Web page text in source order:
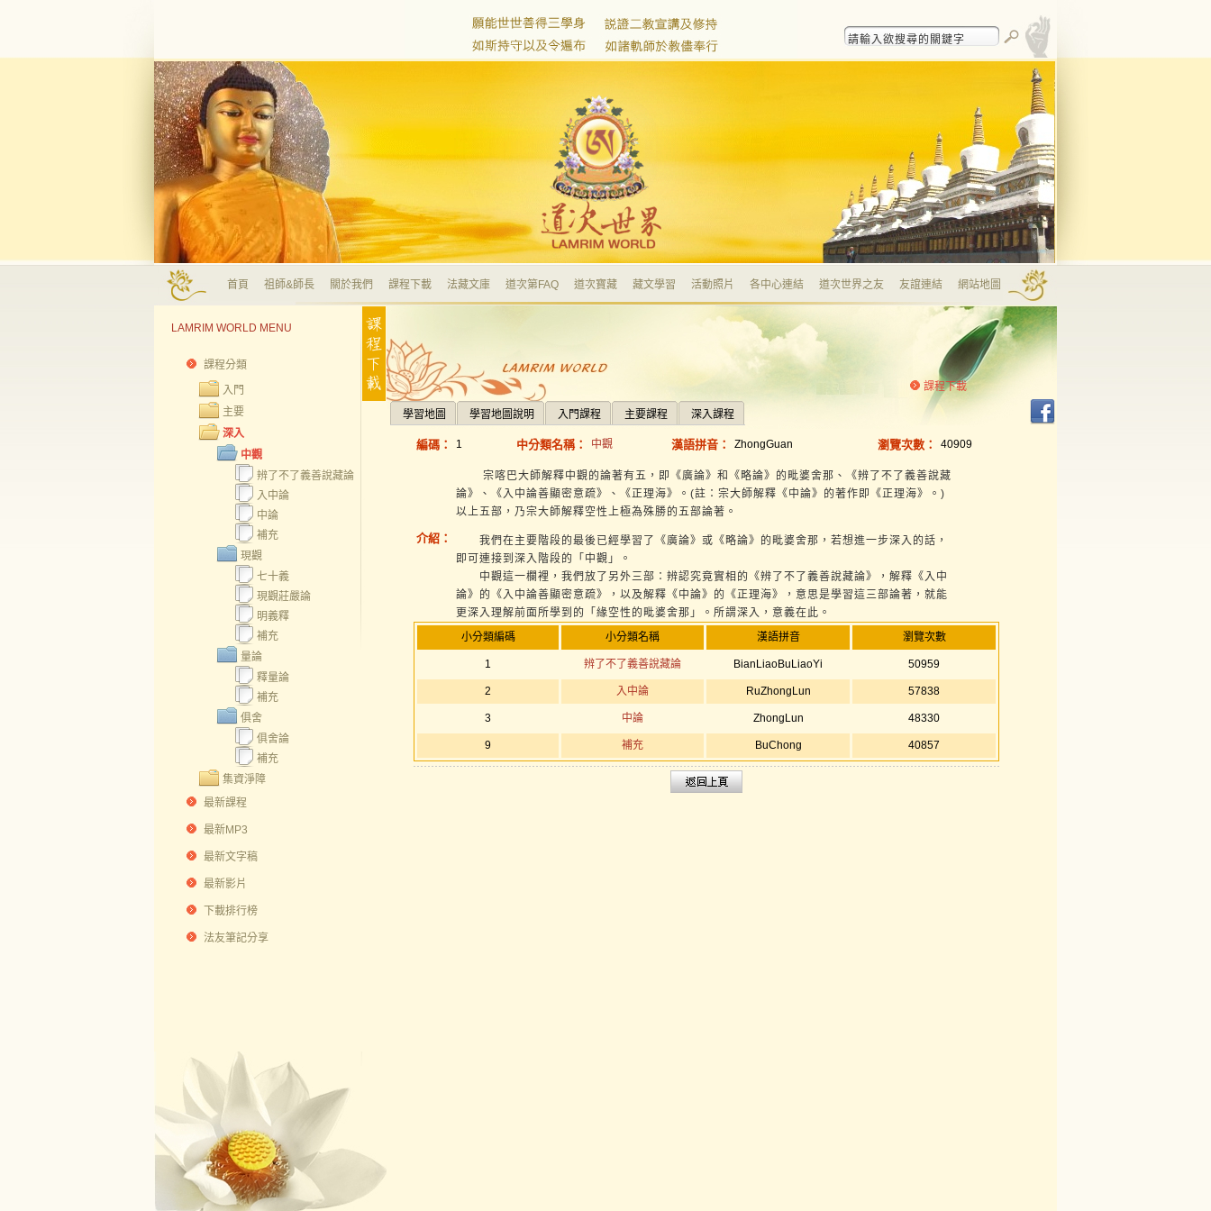
首頁 祖師&師長 關於我們 課程下載 法藏文庫 道次第FAQ 道次寶藏 藏文學習 活動照片 各中心連結 道次世界之友 友誼連結 網站地圖
LAMRIM WORLD MENU
課程分類
入門
主要
深入
中觀
辨了不了義善說藏論
入中論
中論
補充
現觀
七十義
現觀莊嚴論
明義釋
補充
量論
釋量論
補充
俱舍
俱舍論
補充
集資淨障
最新課程
最新MP3
最新文字稿
最新影片
下載排行榜
法友筆記分享
學習地圖 學習地圖說明 入門課程 主要課程 深入課程
課程下載
編碼： 1 中分類名稱： 中觀 漢語拼音： ZhongGuan 瀏覽次數： 40909
介紹：
宗喀巴大師解釋中觀的論著有五，即《廣論》和《略論》的毗婆舍那、《辨了不了義善說藏
論》、《入中論善顯密意疏》、《正理海》。(註：宗大師解釋《中論》的著作即《正理海》。)
以上五部，乃宗大師解釋空性上極為殊勝的五部論著。
我們在主要階段的最後已經學習了《廣論》或《略論》的毗婆舍那，若想進一步深入的話，
即可連接到深入階段的「中觀」。
中觀這一欄裡，我們放了另外三部：辨認究竟實相的《辨了不了義善說藏論》，解釋《入中
論》的《入中論善顯密意疏》，以及解釋《中論》的《正理海》，意思是學習這三部論著，就能
更深入理解前面所學到的「緣空性的毗婆舍那」。所謂深入，意義在此。
小分類編碼
小分類名稱 漢語拼音 瀏覽次數
1 辨了不了義善說藏論 BianLiaoBuLiaoYi 50959
2 入中論 RuZhongLun 57838
3 中論 ZhongLun 48330
9 補充 BuChong 40857